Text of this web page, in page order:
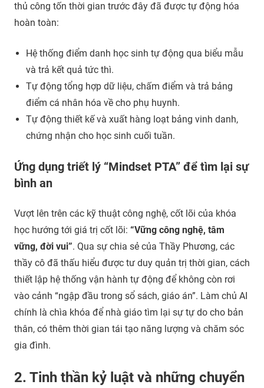
thủ công tốn thời gian trước đây đã được tự động hóa
hoàn toàn:
Hệ thống điểm danh học sinh tự động qua biểu mẫu
và trả kết quả tức thì.
Tự động tổng hợp dữ liệu, chấm điểm và trả bảng
điểm cá nhân hóa về cho phụ huynh.
Tự động thiết kế và xuất hàng loạt bảng vinh danh,
chứng nhận cho học sinh cuối tuần.
Ứng dụng triết lý “Mindset PTA” để tìm lại sự
bình an
Vượt lên trên các kỹ thuật công nghệ, cốt lõi của khóa
học hướng tới giá trị cốt lõi: “Vững công nghệ, tâm
vững, đời vui”. Qua sự chia sẻ của Thầy Phương, các
thầy cô đã thấu hiểu được tư duy quản trị thời gian, cách
thiết lập hệ thống vận hành tự động để không còn rơi
vào cảnh “ngập đầu trong sổ sách, giáo án”. Làm chủ AI
chính là chìa khóa để nhà giáo tìm lại sự tự do cho bản
thân, có thêm thời gian tái tạo năng lượng và chăm sóc
gia đình.
2. Tinh thần kỷ luật và những chuyển